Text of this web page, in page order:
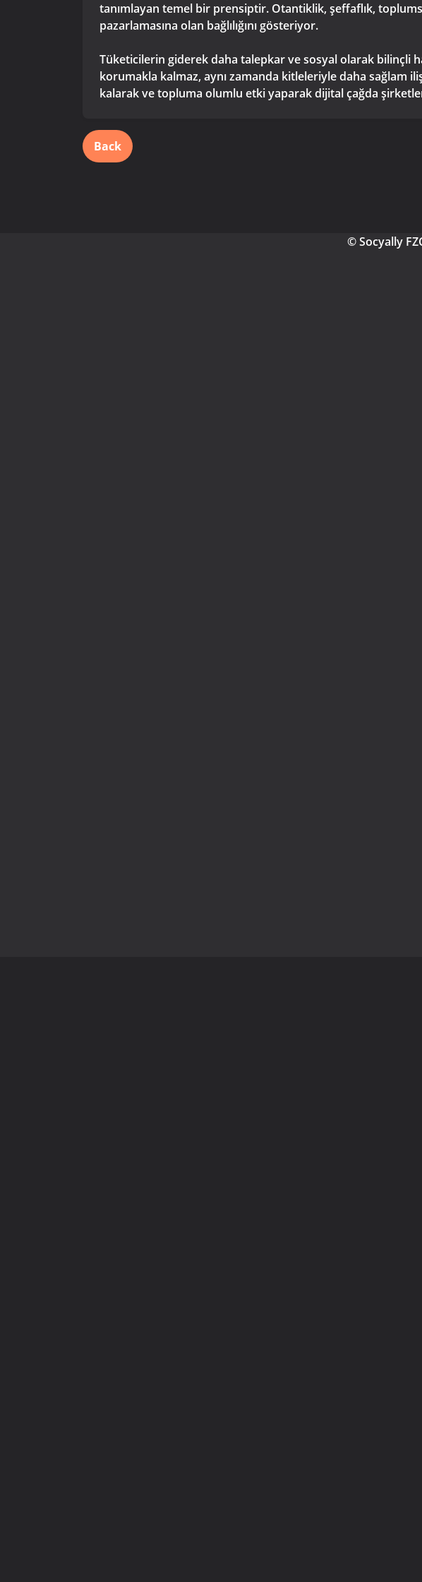
tanımlayan temel bir prensiptir. Otantiklik, şeffaflık,
pazarlamasına olan bağlılığını gösteriyor.
Tüketicilerin giderek daha talepkar ve sosyal olarak bilinçli
korumakla kalmaz, aynı zamanda kitleleriyle daha sağlam
kalarak ve topluma olumlu etki yaparak dijital çağda
Back
© Socyally